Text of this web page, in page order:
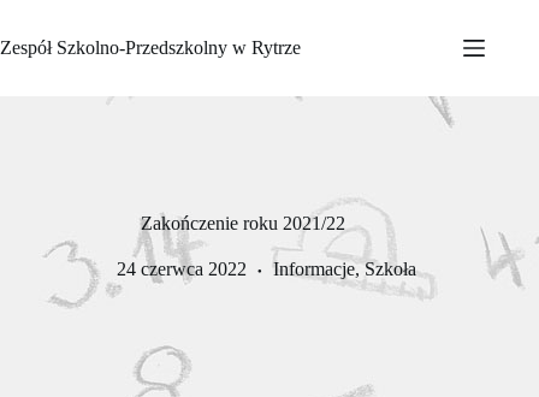
treści
Zespół Szkolno-Przedszkolny w Rytrze
Zakończenie roku 2021/22
24 czerwca 2022 Informacje,Szkoła